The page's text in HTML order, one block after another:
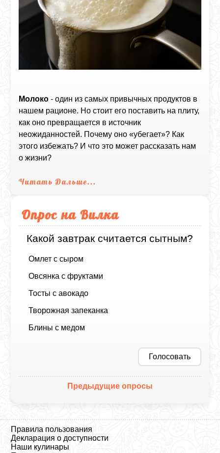
Молоко - один из самых привычных продуктов в
нашем рационе. Но стоит его поставить на плиту,
как оно превращается в источник
неожиданностей. Почему оно «убегает»? Как
этого избежать? И что это может рассказать нам
о жизни?
Читать Дальше...
Опрос на Вилка
Какой завтрак считается сытным?
Омлет с сыром
Овсянка с фруктами
Тосты с авокадо
Творожная запеканка
Блины с медом
Голосовать
Предыдущие опросы
Правила пользования
Декларация о доступности
Наши кулинары